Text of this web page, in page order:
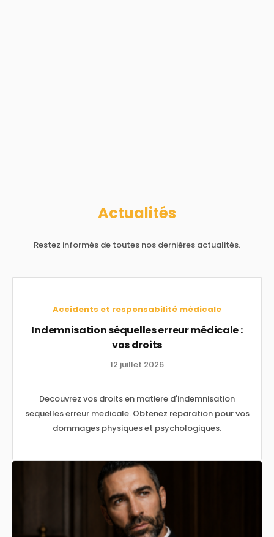
Actualités
Restez informés de toutes nos dernières actualités.
Accidents et responsabilité médicale
Indemnisation séquelles erreur médicale :
vos droits
12 juillet 2026
Decouvrez vos droits en matiere d'indemnisation
sequelles erreur medicale. Obtenez reparation pour vos
dommages physiques et psychologiques.